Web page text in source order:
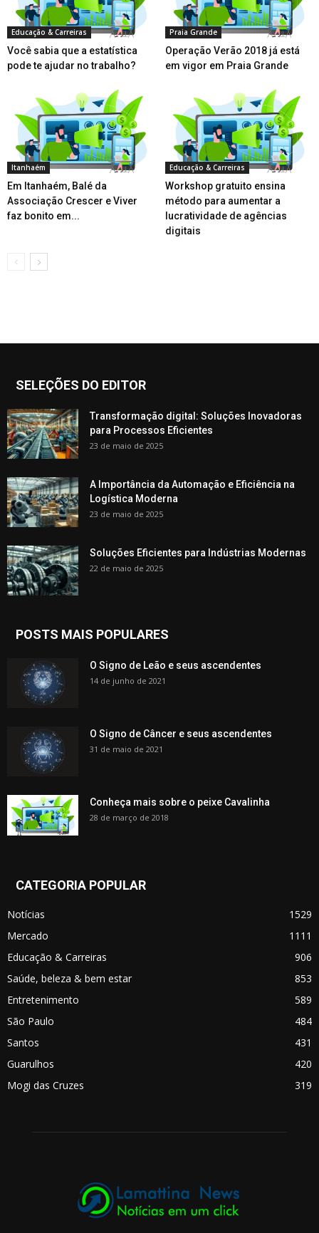
Educação & Carreiras
Você sabia que a estatística
pode te ajudar no trabalho?
Praia Grande
Operação Verão 2018 já está
em vigor em Praia Grande
Itanhaém
Em Itanhaém, Balé da
Associação Crescer e Viver
faz bonito em...
Educação & Carreiras
Workshop gratuito ensina
método para aumentar a
lucratividade de agências
digitais
SELEÇÕES DO EDITOR
Transformação digital: Soluções Inovadoras
para Processos Eficientes
23 de maio de 2025
A Importância da Automação e Eficiência na
Logística Moderna
23 de maio de 2025
Soluções Eficientes para Indústrias Modernas
22 de maio de 2025
POSTS MAIS POPULARES
O Signo de Leão e seus ascendentes
14 de junho de 2021
O Signo de Câncer e seus ascendentes
31 de maio de 2021
Conheça mais sobre o peixe Cavalinha
28 de março de 2018
CATEGORIA POPULAR
Notícias
1529
Mercado
1111
Educação & Carreiras
906
Saúde, beleza & bem estar
853
Entretenimento
589
São Paulo
484
Santos
431
Guarulhos
420
Mogi das Cruzes
319